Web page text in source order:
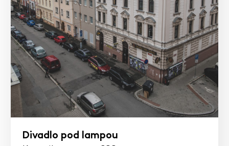
Divadlo pod lampou